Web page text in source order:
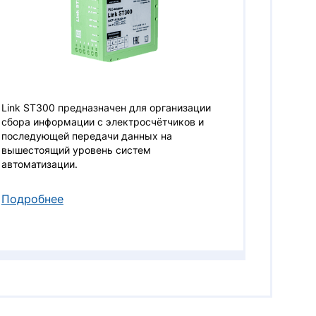
Link ST300 предназначен для организации
сбора информации с электросчётчиков и
последующей передачи данных на
вышестоящий уровень систем
автоматизации.
Подробнее